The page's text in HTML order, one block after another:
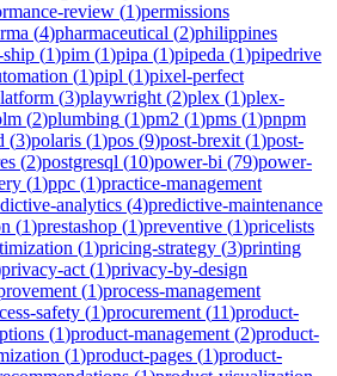
review (1)permissions
(4)pharmaceutical (2)philippines
(1)pim (1)pipa (1)pipeda (1)pipedrive
(1)pipl (1)pixel-perfect
(3)playwright (2)plex (1)plex-
(2)plumbing (1)pm2 (1)pms (1)pnpm
(3)polaris (1)pos (9)post-brexit (1)post-
(2)postgresql (10)power-bi (79)power-
(1)ppc (1)practice-management
analytics (4)predictive-maintenance
(1)prestashop (1)preventive (1)pricelists
(1)pricing-strategy (3)printing
privacy-act (1)privacy-by-design
(1)process-management
safety (1)procurement (11)product-
(1)product-management (2)product-
(1)product-pages (1)product-